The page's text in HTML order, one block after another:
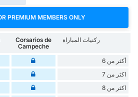
PREMIUM MEMBERS ONLY
ركنيات المباراة
Corsarios de
Campeche
أكثر من 6
اكثر من 7
اكثر من 8